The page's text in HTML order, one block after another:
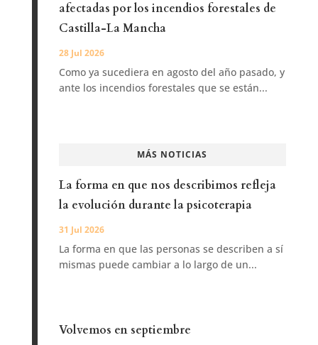
afectadas por los incendios forestales de
Castilla-La Mancha
28 Jul 2026
Como ya sucediera en agosto del año pasado, y
ante los incendios forestales que se están...
MÁS NOTICIAS
La forma en que nos describimos refleja
la evolución durante la psicoterapia
31 Jul 2026
La forma en que las personas se describen a sí
mismas puede cambiar a lo largo de un...
Volvemos en septiembre